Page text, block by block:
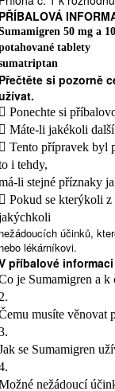
PŘÍBALOVÁ
50 mg a
tablety
Přečtěte si pozorně
 Ponechte si
 Máte-li jakékoli další
 Tento přípravek byl
i tehdy,
li stejné příznaky
 Pokud se kterýkoli
nežádoucích účinků,
nebo lékárníkovi.
příbalové
je Sumamigren a k
2.
musíte věnovat
se Sumamigren
nežádoucí